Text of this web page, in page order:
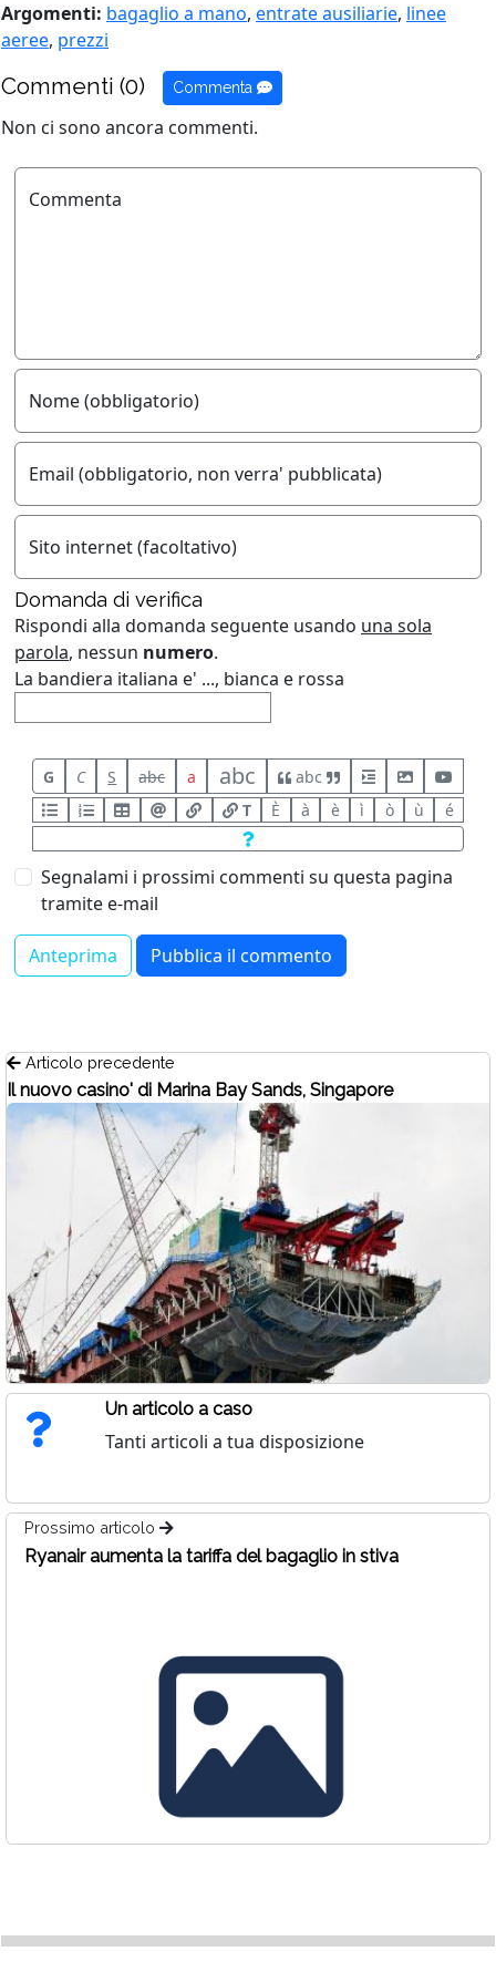
Argomenti: bagaglio a mano, entrate ausiliarie, linee
aeree, prezzi
Commenti (0) Commenta
Non ci sono ancora commenti.
Commenta
Nome (obbligatorio)
Email (obbligatorio, non verra' pubblicata)
Sito internet (facoltativo)
Domanda di verifica
Rispondi alla domanda seguente usando una sola
parola, nessun numero.
La bandiera italiana e' ..., bianca e rossa
G C S abc a abc
abc
T
È à è ì ò ù é
Segnalami i prossimi commenti su questa pagina
tramite e-mail
Articolo precedente
Il nuovo casino' di Marina Bay Sands, Singapore
Un articolo a caso
Tanti articoli a tua disposizione
Prossimo articolo
Ryanair aumenta la tariffa del bagaglio in stiva